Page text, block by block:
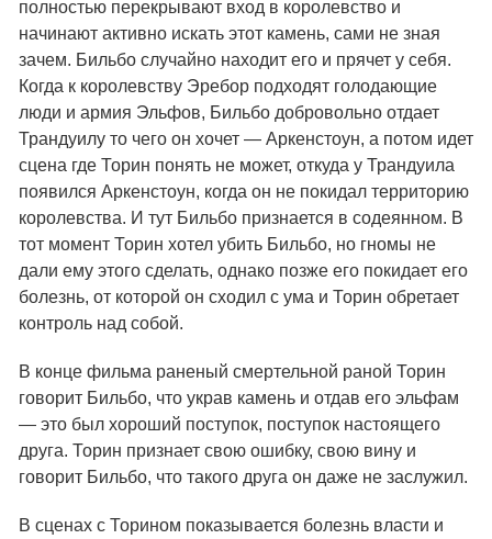
полностью перекрывают вход в королевство и
начинают активно искать этот камень, сами не зная
зачем. Бильбо случайно находит его и прячет у себя.
Когда к королевству Эребор подходят голодающие
люди и армия Эльфов, Бильбо добровольно отдает
Трандуилу то чего он хочет — Аркенстоун, а потом идет
сцена где Торин понять не может, откуда у Трандуила
появился Аркенстоун, когда он не покидал территорию
королевства. И тут Бильбо признается в содеянном. В
тот момент Торин хотел убить Бильбо, но гномы не
дали ему этого сделать, однако позже его покидает его
болезнь, от которой он сходил с ума и Торин обретает
контроль над собой.
В конце фильма раненый смертельной раной Торин
говорит Бильбо, что украв камень и отдав его эльфам
— это был хороший поступок, поступок настоящего
друга. Торин признает свою ошибку, свою вину и
говорит Бильбо, что такого друга он даже не заслужил.
В сценах с Торином показывается болезнь власти и